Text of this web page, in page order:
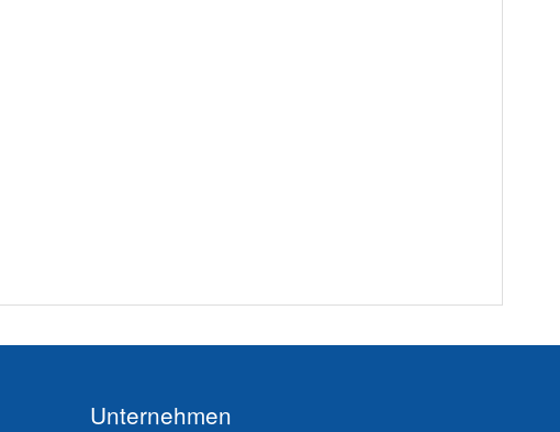
Unternehmen